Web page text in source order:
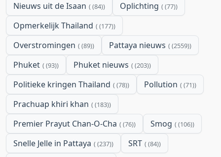
Nieuws uit de Isaan (84) Oplichting (77)
Opmerkelijk Thailand (177)
Overstromingen (89) Pattaya nieuws (2559)
Phuket (93) Phuket nieuws (203)
Politieke kringen Thailand (78) Pollution (71)
Prachuap khiri khan (183)
Premier Prayut Chan-O-Cha (76) Smog (106)
Snelle Jelle in Pattaya (237) SRT (84)